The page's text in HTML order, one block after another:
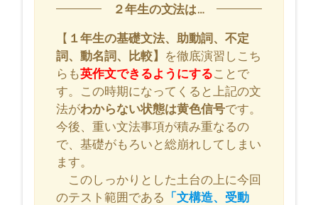
２年生の文法は…
【 １年生の基礎文法、助動詞、不定
詞、動名詞、比較】 を徹底演習しこち
らも英作文できるようにすることで
す。この時期になってくると上記の文
法がわからない状態は黄色信号です。
今後、重い文法事項が積み重なるの
で、基礎がもろいと総崩れしてしまい
ます。
このしっかりとした土台の上に今回
のテスト範囲である 「文構造、受動